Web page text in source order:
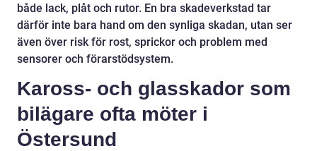
både lack, plåt och rutor. En bra skadeverkstad tar
därför inte bara hand om den synliga skadan, utan ser
även över risk för rost, sprickor och problem med
sensorer och förarstödsystem.
Kaross- och glasskador som
bilägare ofta möter i
Östersund